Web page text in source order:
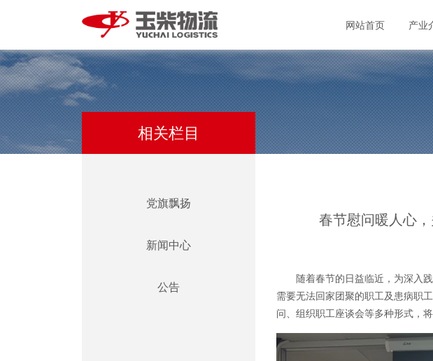
网站首页 产业
春节慰问暖人心
随着春节的日益临近，为深入
需要无法回家团聚的职工及患病职
问、组织职工座谈会等多种形式，
相关栏目
党旗飘扬
新闻中心
公告